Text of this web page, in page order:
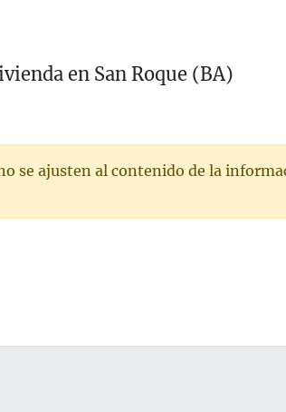
en San Roque (BA)
se ajusten al contenido de la